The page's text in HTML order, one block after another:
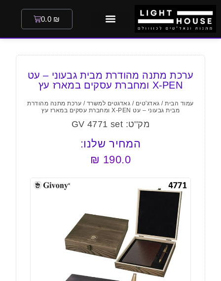
0.0 ₪
ערכת מתנה מהודרת מבית גבעוני – עט
X-PEN ומחברת עסקים במארז עץ
עמוד הבית/ גאדג'טים / גאדגטים למשרד / ערכת מתנה מהודרת
מבית גבעוני – עט X-PEN ומחברת עסקים במארז עץ
מק''ט: GV 4771 set
המחיר שלנו:
190.0
₪